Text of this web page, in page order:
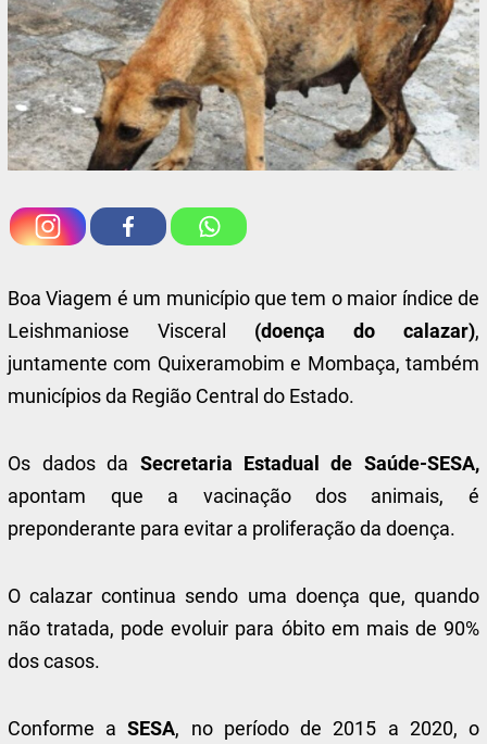
Boa Viagem é um município que tem o maior índice de
Leishmaniose Visceral (doença do calazar),
juntamente com Quixeramobim e Mombaça, também
municípios da Região Central do Estado.
Os dados da Secretaria Estadual de Saúde-SESA,
apontam que a vacinação dos animais, é
preponderante para evitar a proliferação da doença.
O calazar continua sendo uma doença que, quando
não tratada, pode evoluir para óbito em mais de 90%
dos casos.
Conforme aSESA, no período de 2015 a 2020, o